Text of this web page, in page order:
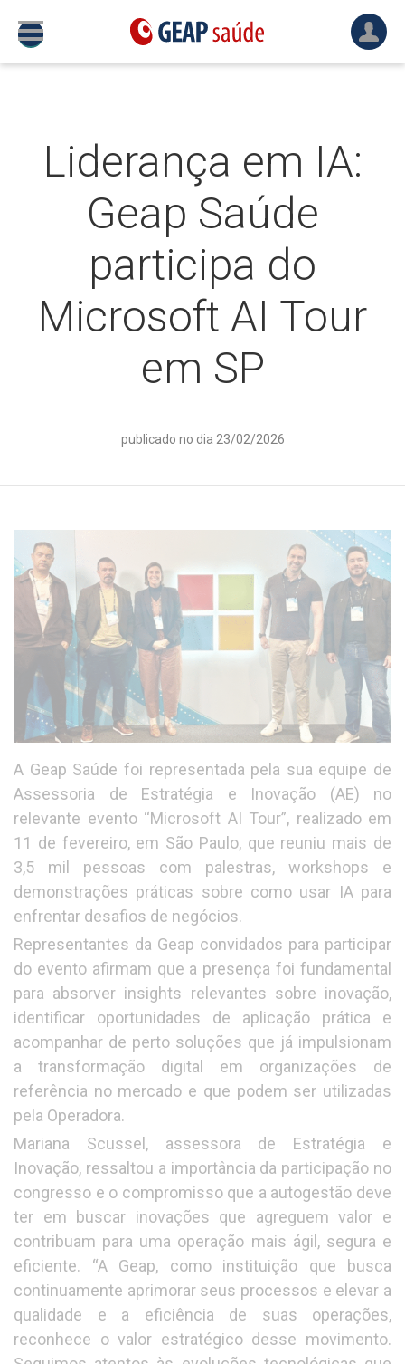
Liderança em IA:
Geap Saúde
participa do
Microsoft AI Tour
em SP
publicado no dia 23/02/2026
A Geap Saúde foi representada pela sua equipe de
Assessoria de Estratégia e Inovação (AE) no
relevante evento “Microsoft AI Tour”, realizado em
11 de fevereiro, em São Paulo, que reuniu mais de
3,5 mil pessoas com palestras, workshops e
demonstrações práticas sobre como usar IA para
enfrentar desafios de negócios.
Representantes da Geap convidados para participar
do evento afirmam que a presença foi fundamental
para absorver insights relevantes sobre inovação,
identificar oportunidades de aplicação prática e
acompanhar de perto soluções que já impulsionam
a transformação digital em organizações de
referência no mercado e que podem ser utilizadas
pela Operadora.
Mariana Scussel, assessora de Estratégia e
Inovação, ressaltou a importância da participação no
congresso e o compromisso que a autogestão deve
ter em buscar inovações que agreguem valor e
contribuam para uma operação mais ágil, segura e
eficiente. “A Geap, como instituição que busca
continuamente aprimorar seus processos e elevar a
qualidade e a eficiência de suas operações,
reconhece o valor estratégico desse movimento.